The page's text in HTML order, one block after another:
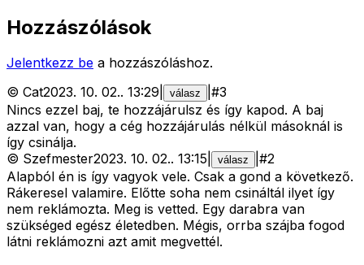
Hozzászólások
Jelentkezz be a hozzászóláshoz.
© Cat2023. 10. 02.. 13:29 válasz #3
Nincs ezzel baj, te hozzájárulsz és így kapod. A baj
azzal van, hogy a cég hozzájárulás nélkül másoknál is
így csinálja.
© Szefmester2023. 10. 02.. 13:15 válasz #2
Alapból én is így vagyok vele. Csak a gond a következő.
Rákeresel valamire. Előtte soha nem csináltál ilyet így
nem reklámozta. Meg is vetted. Egy darabra van
szükséged egész életedben. Mégis, orrba szájba fogod
látni reklámozni azt amit megvettél.